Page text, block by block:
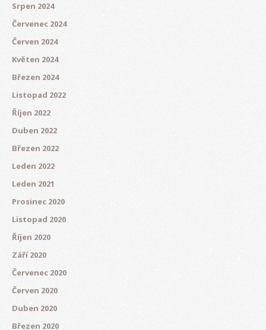
Srpen 2024
Červenec 2024
Červen 2024
Květen 2024
Březen 2024
Listopad 2022
Říjen 2022
Duben 2022
Březen 2022
Leden 2022
Leden 2021
Prosinec 2020
Listopad 2020
Říjen 2020
Září 2020
Červenec 2020
Červen 2020
Duben 2020
Březen 2020